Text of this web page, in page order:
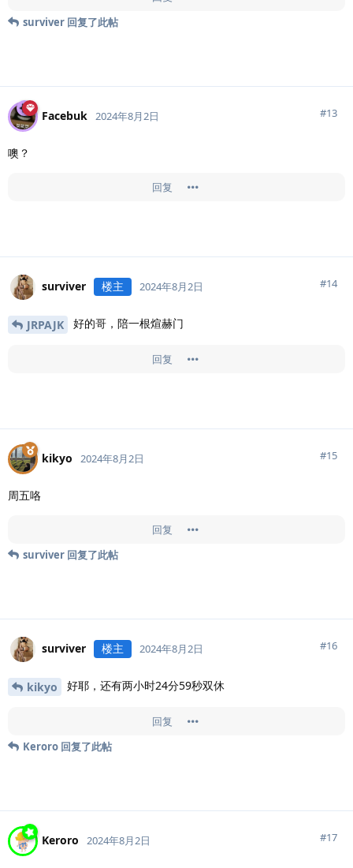
surviver 回复了此帖
Facebuk 2024年8月2日 #13
噢？
回复
surviver 楼主 2024年8月2日 #14
JRPAJK 好的哥，陪一根煊赫门
回复
kikyo 2024年8月2日 #15
周五咯
回复
surviver 回复了此帖
surviver 楼主 2024年8月2日 #16
kikyo 好耶，还有两小时24分59秒双休
回复
Keroro 回复了此帖
Keroro 2024年8月2日 #17